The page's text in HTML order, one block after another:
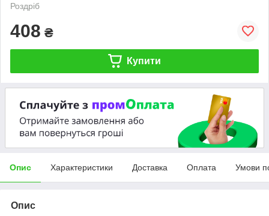
Роздріб
408 ₴
Купити
Опис Характеристики Доставка Оплата Умови
Опис